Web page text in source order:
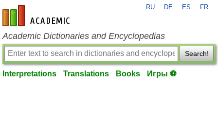
en-academic.com
RU DE ES FR
Academic Dictionaries and Encyclopedias
Search!
Interpretations Translations Books Игры ⚽